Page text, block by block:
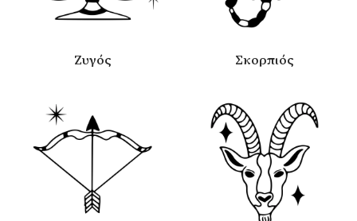
Ζυγός Σκορπιός